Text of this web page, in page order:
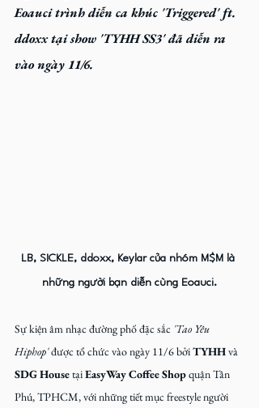
Eoauci trình diễn ca khúc 'Triggered' ft.
ddoxx tại show 'TYHH SS3' đã diễn ra
vào ngày 11/6.
LB, SICKLE, ddoxx, Keylar của nhóm M$M là
những người bạn diễn cùng Eoauci.
Sự kiện âm nhạc đường phố đặc sắc 'Tao Yêu
Hiphop' được tổ chức vào ngày 11/6 bởi TYHH và
SDG House tại EasyWay Coffee Shop quận Tân
Phú, TPHCM, với những tiết mục freestyle người